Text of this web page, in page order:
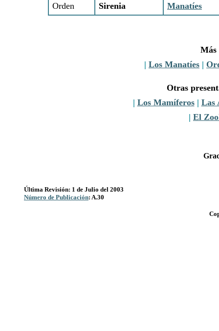
Orden
Sirenia Manatíes
Más
| Los Manatíes |
Otras
| Los Mamíferos| Las
| El
Última Revisión: 1 de Julio del 2003
Número de Publicación: A.30